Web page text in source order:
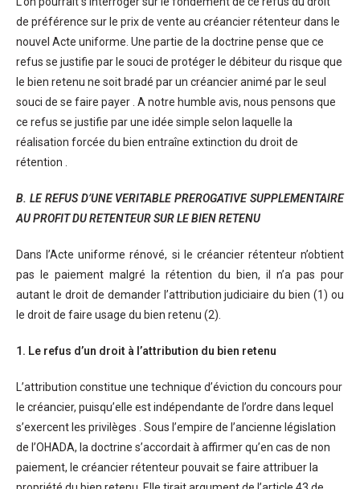
de préférence sur le prix de vente au créancier rétenteur dans le
nouvel Acte uniforme. Une partie de la doctrine pense que ce
refus se justifie par le souci de protéger le débiteur du risque que
le bien retenu ne soit bradé par un créancier animé par le seul
souci de se faire payer . A notre humble avis, nous pensons que
ce refus se justifie par une idée simple selon laquelle la
réalisation forcée du bien entraîne extinction du droit de
rétention .
B. LE REFUS D’UNE VERITABLE PREROGATIVE SUPPLEMENTAIRE
AU PROFIT DU RETENTEUR SUR LE BIEN RETENU
Dans l’Acte uniforme rénové, si le créancier rétenteur n’obtient
pas le paiement malgré la rétention du bien, il n’a pas pour
autant le droit de demander l’attribution judiciaire du bien (1) ou
le droit de faire usage du bien retenu (2).
1. Le refus d’un droit à l’attribution du bien retenu
L’attribution constitue une technique d’éviction du concours pour
le créancier, puisqu’elle est indépendante de l’ordre dans lequel
s’exercent les privilèges . Sous l’empire de l’ancienne législation
de l’OHADA, la doctrine s’accordait à affirmer qu’en cas de non
paiement, le créancier rétenteur pouvait se faire attribuer la